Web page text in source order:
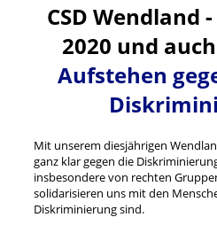
CSD Wendland
2020 und
Aufstehen
Mit unserem diesjährigen
ganz klar gegen die
insbesondere von rechten
solidarisieren uns mit den
Diskriminierung sind.